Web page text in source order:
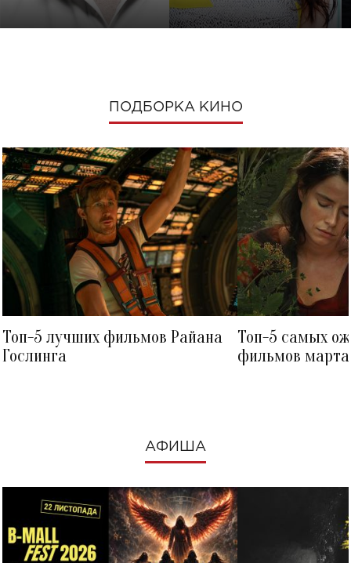
ПОДБОРКА КИНО
Топ-5 лучших фильмов Райана
Гослинга
Топ-5 самых
фильмов
АФИША